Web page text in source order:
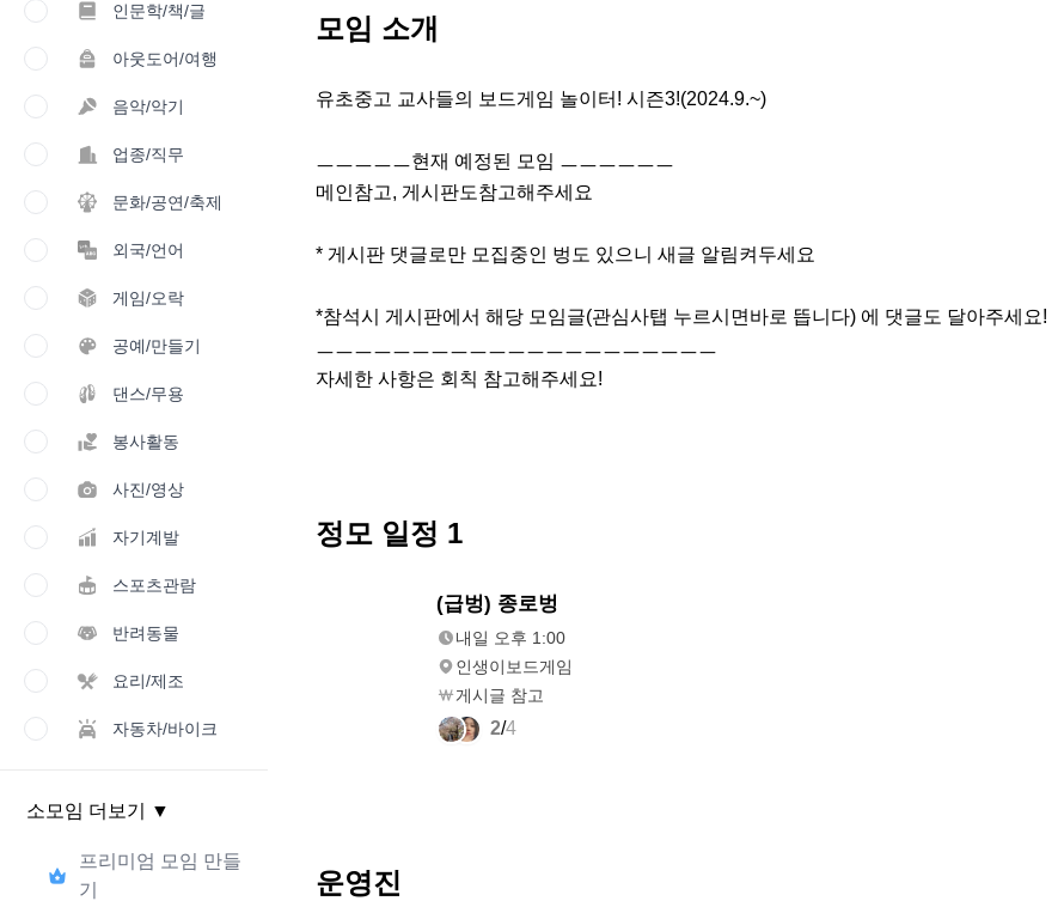
인문학/책/글
아웃도어/여행
음악/악기
업종/직무
문화/공연/축제
외국/언어
게임/오락
공예/만들기
댄스/무용
봉사활동
사진/영상
자기계발
스포츠관람
반려동물
요리/제조
자동차/바이크
소모임 더보기 ▼
프리미엄 모임 만들
기
모임 소개
유초중고 교사들의 보드게임 놀이터! 시즌3!(2024.9.~)
ㅡㅡㅡㅡㅡ현재 예정된 모임 ㅡㅡㅡㅡㅡㅡ
메인참고, 게시판도참고해주세요
* 게시판 댓글로만 모집중인 벙도 있으니 새글 알림켜두세요
*참석시 게시판에서 해당 모임글(관심사탭 누르시면바로 뜹니다) 에 댓글도 달아주세요!
ㅡㅡㅡㅡㅡㅡㅡㅡㅡㅡㅡㅡㅡㅡㅡㅡㅡㅡㅡㅡㅡ
자세한 사항은 회칙 참고해주세요!
정모 일정 1
(급벙) 종로벙
내일 오후 1:00
인생이보드게임
게시글 참고
2/4
운영진